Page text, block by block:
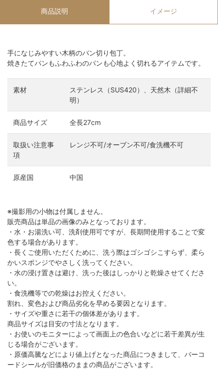
商品説明 イメージ
手になじみやすい木柄のパン切り包丁。
焼きたてパンもふわふわのパンも心地よく切れるアイテムです。
素材
ステンレス（SUS420）、天然木（詳細不
明）
商品サイズ 全長27cm
取扱い注意事
項
レンジ不可/オーブン不可/食洗機不可
原産国 中国
※撮影用の小物は付属しません。
販売商品は単品の画像のみとなっております。
・水・お湯洗い可、洗剤使用可ですが、長期間使用することで変
色する場合があります。
・長くご使用いただくために、洗う際はゴシゴシこすらず、柔ら
かいスポンジでやさしく洗ってください。
・水の浸け置きは避け、洗った後はしっかりと乾燥させてくださ
い。
・食洗機等での乾燥はお控えください。
割れ、変色および商品劣化を早める要因となります。
・サイズや重さに若干の個体差があります。
商品サイズは目安の寸法となります。
・お使いのモニターによって画面上の色合いなどに若干差異が生
じる場合がございます。
・原価高騰などにより値上げとなった商品につきまして、バーコ
ードシールが旧価格のままの商品がございます。